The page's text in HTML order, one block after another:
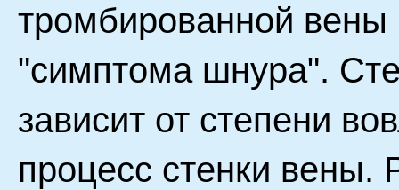
тромбированной
"симптома шнура".
зависит от степени
процесс стенки вены.